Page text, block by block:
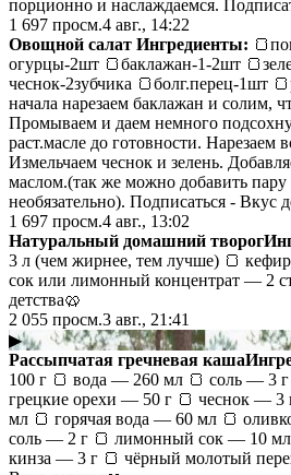
порционно и наслаждаемся.
1 697 просм.4 авг., 14:22
Овощной салат Ингредиенты:
огурцы-2шт 🍞баклажан-1-2шт
чеснок-2зубчика 🍞болг.перец-1шт
начала нарезаем баклажан и солим,
Промываем и даем немного
раст.масле до готовности. Нарезаем
Измельчаем чеснок и зелень.
маслом.(так же можно добавить пару
необязательно). Подписаться - Вкус
1 697 просм.4 авг., 13:02
Натуральный домашний творог
3 л (чем жирнее, тем лучше) 🍞
сок или лимонный концентрат — 2
детства🥨
2 055 просм.3 авг., 21:41
▶
Рассыпчатая гречневая каша
100 г 🍞 вода — 260 мл 🍞 соль — 3
грецкие орехи — 50 г 🍞 чеснок — 3
мл 🍞 горячая вода — 60 мл 🍞
соль — 2 г 🍞 лимонный сок — 10
кинза — 3 г 🍞 чёрный молотый